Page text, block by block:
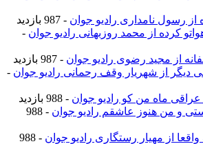
از رسول نامداری رادیو جوان - 987 بازدید
کرده از محمد روزبهانی رادیو جوان -
از مجید رضوی رادیو جوان - 987 بازدید
دیگر از شهریار وقف رحمانی رادیو جوان -
عراقی ماه من کو رادیو جوان - 988 بازدید
و من هنوز عاشقم رادیو جوان
- 988
واقعا از مهیار رستگاری رادیو جوان
- 988